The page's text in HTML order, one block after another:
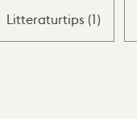
Litteraturtips (1)